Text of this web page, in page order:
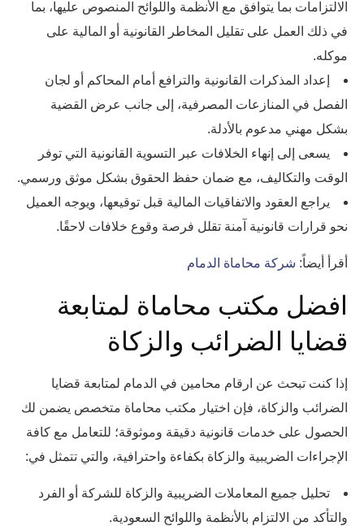
الالتزامات بما يتوافق مع الأنظمة واللوائح المنصوص عليها، بما
في ذلك العمل على تقليل المخاطر القانونية أو المالية على
موكله.
إعداد المذكرات القانونية والترافع أمام المحاكم أو لجان
الفصل في المنازعات المصرفية، إلى جانب عرض القضية
بشكل مهني مدعوم بالأدلة.
يسعى إلى إنهاء الخلافات عبر التسوية القانونية التي توفر
الوقت والتكاليف، مع ضمان حفظ الحقوق بشكل موثق ورسمي.
يراجع العقود والاتفاقيات المالية قبل توقيعها، ويوجه العميل
نحو قرارات قانونية آمنة تقلل فرصة وقوع خلافات لاحقًا.
أقرأ أيضاً: شركة محاماة الدمام
افضل مكتب محاماة لمتابعة
قضايا الضرائب والزكاة
إذا كنت تبحث عن ارقام محامين في الدمام لمتابعة قضايا
الضرائب والزكاة، فإن اختيار مكتب محاماة متخصص يضمن لك
الحصول على خدمات قانونية دقيقة وموثوقة؛ للتعامل مع كافة
الإجراءات الضريبية والزكاة بكفاءة واحترافية، والتي تتمثل في:
تحليل جميع المعاملات الضريبية والزكاة للشركة أو الفرد
والتأكد من الالتزام بالأنظمة واللوائح السعودية.